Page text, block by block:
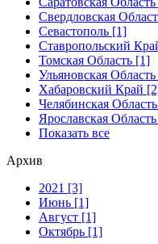
Свердловская
Севастополь [1]
Ставропольский
Томская Область [1]
Ульяновская
Хабаровский Край
Челябинская
Ярославская
Показать все
Архив
2021 [3]
Июнь [1]
Август [1]
Октябрь [1]